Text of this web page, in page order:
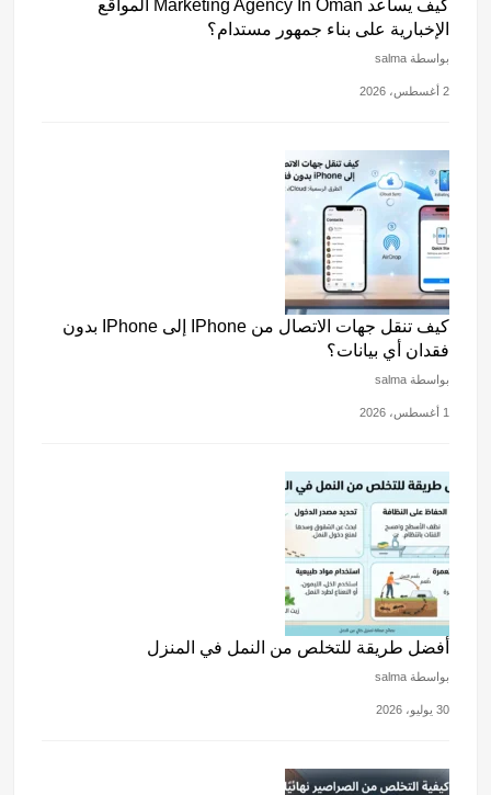
كيف يساعد Marketing Agency In Oman المواقع
الإخبارية على بناء جمهور مستدام؟
بواسطة salma
2 أغسطس، 2026
كيف تنقل جهات الاتصال من IPhone إلى IPhone بدون
فقدان أي بيانات؟
بواسطة salma
1 أغسطس، 2026
أفضل طريقة للتخلص من النمل في المنزل
بواسطة salma
30 يوليو، 2026